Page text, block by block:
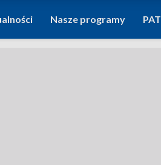
Nasze programy